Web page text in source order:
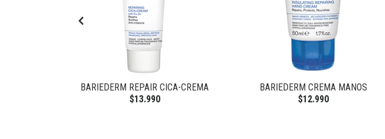
BARIEDERM REPAIR CICA-CREMA
$13.990
BARIEDERM CREMA MANOS
$12.990